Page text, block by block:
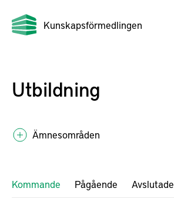
Kunskapsförmedlingen
Utbildning
Ämnesområden
Kommande Pågående Avslutade